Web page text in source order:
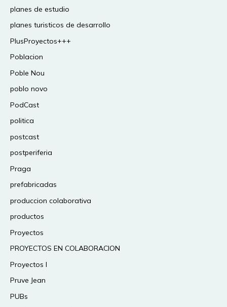
planes de estudio
planes turisticos de desarrollo
PlusProyectos+++
Poblacion
Poble Nou
poblo novo
PodCast
politica
postcast
postperiferia
Praga
prefabricadas
produccion colaborativa
productos
Proyectos
PROYECTOS EN COLABORACION
Proyectos I
Pruve Jean
PUBs